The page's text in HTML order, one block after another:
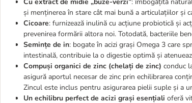
și menținerea în stare cât mai bună a articulațiilor și
Cicoare: furnizează inulină cu acțiune probiotică și
prevenirea formării altora noi. Totodată, bacteriile
Semințe de in: bogate în acizi grași Omega 3 care
intestinală, contribuie la o digestie optimă și
Compuși organici de zinc (chelați de zinc) conduc
asigură aportul necesar de zinc prin echilibrarea
Zincul este inclus pentru asigurarea pielii suple și a
Un echilibru perfect de acizi grași esențiali oferă